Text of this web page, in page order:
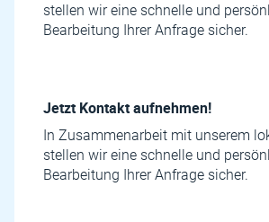
stellen wir eine schnelle und
Bearbeitung Ihrer Anfrage sicher.
Jetzt Kontakt aufnehmen!
In Zusammenarbeit mit unserem
stellen wir eine schnelle und
Bearbeitung Ihrer Anfrage sicher.